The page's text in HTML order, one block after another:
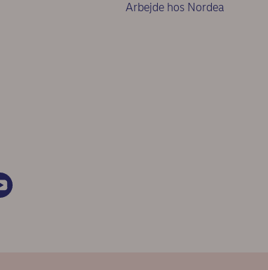
Arbejde hos Nordea